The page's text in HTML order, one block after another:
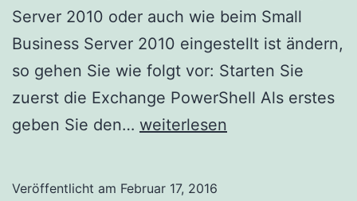
Server 2010 oder auch wie beim Small
Business Server 2010 eingestellt ist ändern,
so gehen Sie wie folgt vor: Starten Sie
zuerst die Exchange PowerShell Als erstes
geben Sie den… Exchange
weiterlesen
Veröffentlicht am Februar 17, 2016